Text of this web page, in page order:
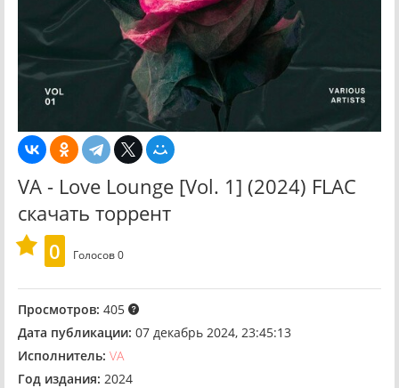
VA - Love Lounge [Vol. 1] (2024) FLAC
скачать торрент
0
Голосов0
Просмотров: 405
Дата публикации: 07 декабрь 2024, 23:45:13
Исполнитель: VA
Год издания: 2024